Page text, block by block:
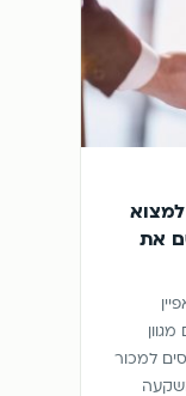
למצוא
את
למכור